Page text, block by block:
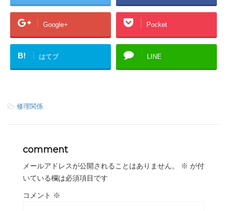
Google+ Pocket
B! はてブ LINE
-修理関係
comment
メールアドレスが公開されることはありません。 ※ が付
いている欄は必須項目です
コメント ※